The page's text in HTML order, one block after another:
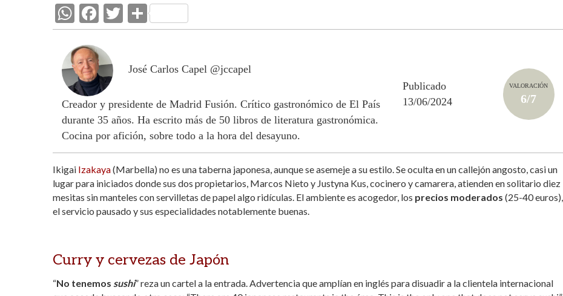
W
h
at
s
A
p
p
F
ac
e
b
o
o
k
T
w
er
C
o
p
ti
r
José Carlos Capel @jccapel
Creador y presidente de Madrid Fusión. Crítico gastronómico de El País
durante 35 años. Ha escrito más de 50 libros de literatura gastronómica.
Cocina por afición, sobre todo a la hora del desayuno.
Publicado
13/06/2024
VALORACIÓN
6/7
Ikigai Izakaya(Marbella) no es una taberna japonesa, aunque se asemeje a su estilo. Se oculta en un callejón angosto, casi un
lugar para iniciados donde sus dos propietarios, Marcos Nieto y Justyna Kus, cocinero y camarera, atienden en solitario diez
mesitas sin manteles con servilletas de papel algo ridículas. El ambiente es acogedor, los precios moderados (25-40 euros),
el servicio pausado y sus especialidades notablemente buenas.
Curry y cervezas de Japón
“No tenemos sushi” reza un cartel a la entrada. Advertencia que amplían en inglés para disuadir a la clientela internacional